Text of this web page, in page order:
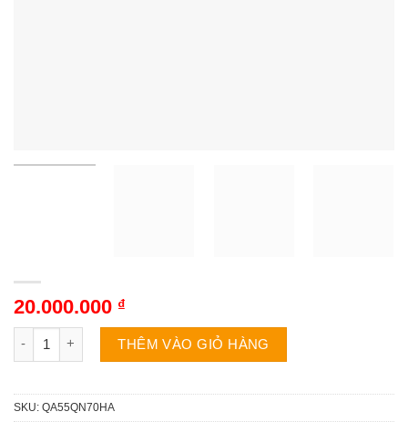
20.000.000 ₫
Tivi Samsung QA55QN70HA số lượng
THÊM VÀO GIỎ HÀNG
SKU: QA55QN70HA